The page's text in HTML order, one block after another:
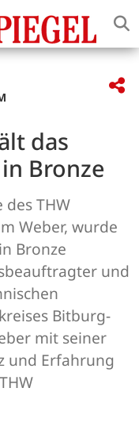
das
Bronze
THW
Weber, wurde
Bronze
und
Bitburg-
mit seiner
und Erfahrung